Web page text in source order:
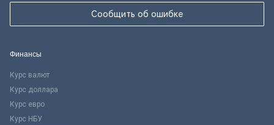
Сообщить об ошибке
Финансы
Курс валют
Курс доллара
Курс евро
Курс НБУ